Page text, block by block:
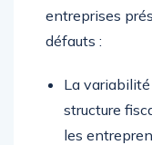
entreprises
défauts :
La
structure
les